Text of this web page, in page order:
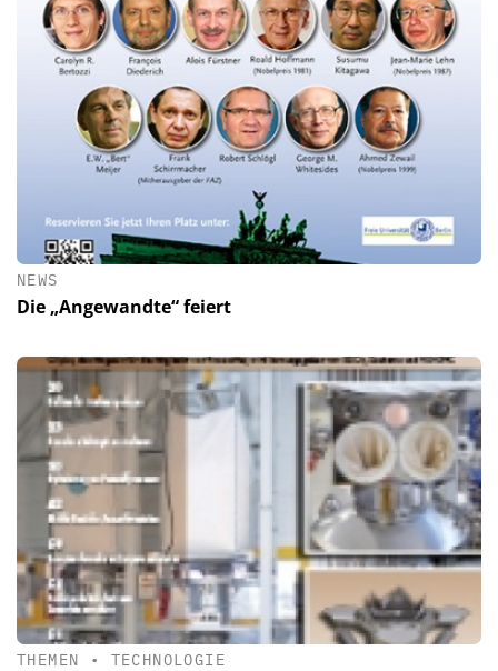
NEWS
Die „Angewandte“ feiert
THEMEN • TECHNOLOGIE